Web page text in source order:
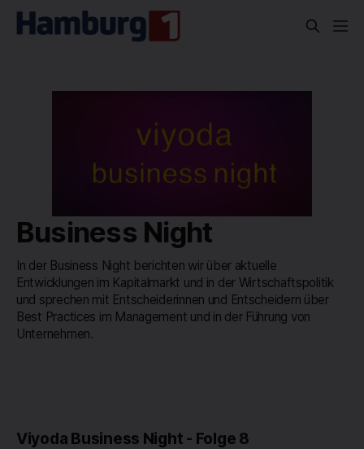
Business Night
In der Business Night berichten wir über aktuelle
Entwicklungen im Kapitalmarkt und in der Wirtschaftspolitik
und sprechen mit Entscheiderinnen und Entscheidern über
Best Practices im Management und in der Führung von
Unternehmen.
Viyoda Business Night - Folge 8